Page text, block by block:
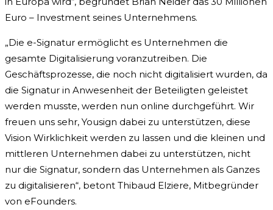
Euro – Investment seines Unternehmens.
„Die e-Signatur ermöglicht es Unternehmen die
gesamte Digitalisierung voranzutreiben. Die
Geschäftsprozesse, die noch nicht digitalisiert wurden, da
die Signatur in Anwesenheit der Beteiligten geleistet
werden musste, werden nun online durchgeführt. Wir
freuen uns sehr, Yousign dabei zu unterstützen, diese
Vision Wirklichkeit werden zu lassen und die kleinen und
mittleren Unternehmen dabei zu unterstützen, nicht
nur die Signatur, sondern das Unternehmen als Ganzes
zu digitalisieren“, betont Thibaud Elziere, Mitbegründer
von eFounders.